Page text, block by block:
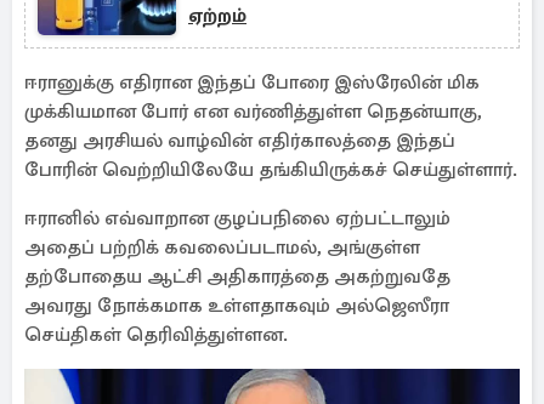
ஏற்றம்
ஈரானுக்கு எதிரான இந்தப் போரை இஸ்ரேலின் மிக
முக்கியமான போர் என வர்ணித்துள்ள நெதன்யாகு,
தனது அரசியல் வாழ்வின் எதிர்காலத்தை இந்தப்
போரின் வெற்றியிலேயே தங்கியிருக்கச் செய்துள்ளார்.
ஈரானில் எவ்வாறான குழப்பநிலை ஏற்பட்டாலும்
அதைப் பற்றிக் கவலைப்படாமல், அங்குள்ள
தற்போதைய ஆட்சி அதிகாரத்தை அகற்றுவதே
அவரது நோக்கமாக உள்ளதாகவும் அல்ஜெஸீரா
செய்திகள் தெரிவித்துள்ளன.